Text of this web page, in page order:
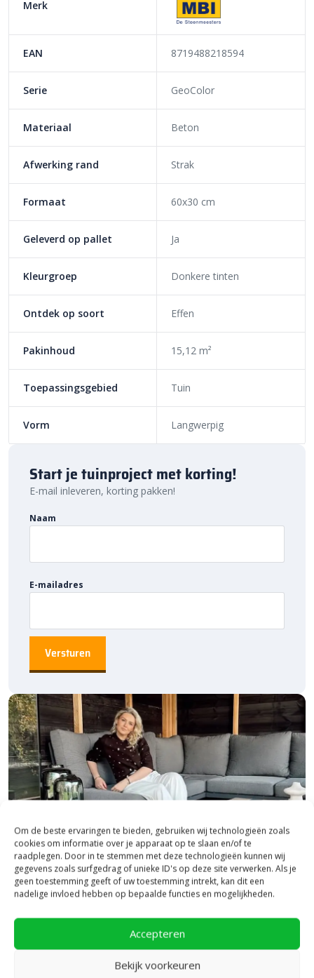
Om de beste ervaringen te bieden, gebruiken wij technologieën zoals
cookies om informatie over je apparaat op te slaan en/of te
raadplegen. Door in te stemmen met deze technologieën kunnen wij
gegevens zoals surfgedrag of unieke ID's op deze site verwerken. Als je
geen toestemming geeft of uw toestemming intrekt, kan dit een
nadelige invloed hebben op bepaalde functies en mogelijkheden.
Accepteren
Bekijk voorkeuren
Merk
EAN 8719488218594
Serie GeoColor
Materiaal Beton
Afwerking rand Strak
Formaat 60x30 cm
Geleverd op pallet Ja
Kleurgroep Donkere tinten
Ontdek op soort Effen
Pakinhoud 15,12 m²
Toepassingsgebied Tuin
Vorm Langwerpig
Start je tuinproject met korting!
E-mail inleveren, korting pakken!
Naam
E-mailadres
Bezoek onze vestiging in Heerde,
inspiratie binnen én buiten!
Laat je inspireren in ons 2.500 m² experience centre,